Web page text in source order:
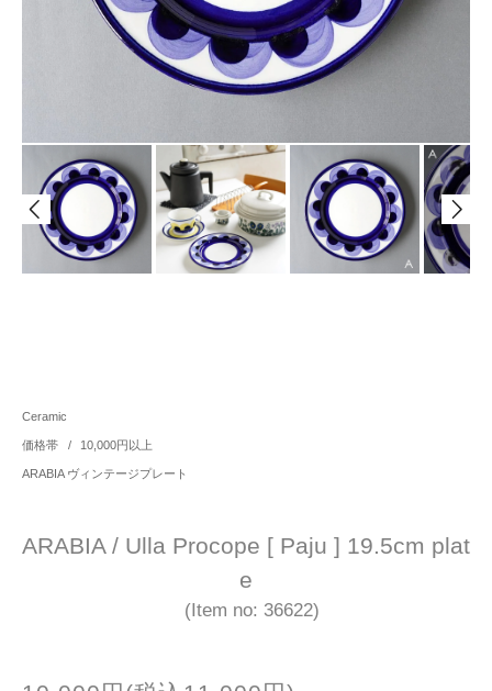
Ceramic
価格帯 / 10,000円以上
ARABIA ヴィンテージプレート
ARABIA / Ulla Procope [ Paju ] 19.5cm plat
e
(Item no: 36622)